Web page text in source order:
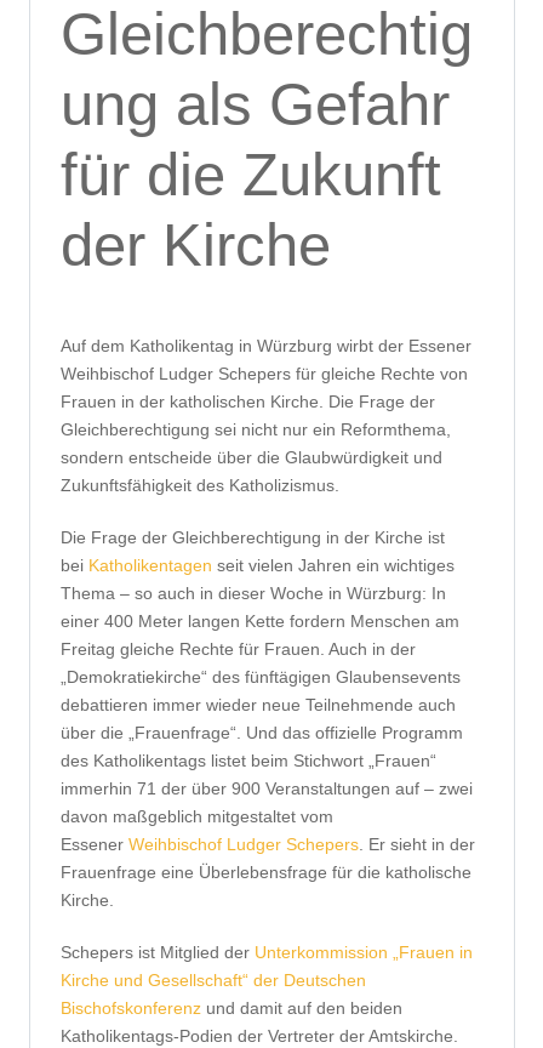
Gleichberechtig
ung als Gefahr
für die Zukunft
der Kirche
Auf dem Katholikentag in Würzburg wirbt der Essener
Weihbischof Ludger Schepers für gleiche Rechte von
Frauen in der katholischen Kirche. Die Frage der
Gleichberechtigung sei nicht nur ein Reformthema,
sondern entscheide über die Glaubwürdigkeit und
Zukunftsfähigkeit des Katholizismus.
Die Frage der Gleichberechtigung in der Kirche ist
bei Katholikentagen seit vielen Jahren ein wichtiges
Thema – so auch in dieser Woche in Würzburg: In
einer 400 Meter langen Kette fordern Menschen am
Freitag gleiche Rechte für Frauen. Auch in der
„Demokratiekirche“ des fünftägigen Glaubensevents
debattieren immer wieder neue Teilnehmende auch
über die „Frauenfrage“. Und das offizielle Programm
des Katholikentags listet beim Stichwort „Frauen“
immerhin 71 der über 900 Veranstaltungen auf – zwei
davon maßgeblich mitgestaltet vom
Essener Weihbischof Ludger Schepers. Er sieht in der
Frauenfrage eine Überlebensfrage für die katholische
Kirche.
Schepers ist Mitglied der Unterkommission „Frauen in
Kirche und Gesellschaft“ der Deutschen
Bischofskonferenzund damit auf den beiden
Katholikentags-Podien der Vertreter der Amtskirche.